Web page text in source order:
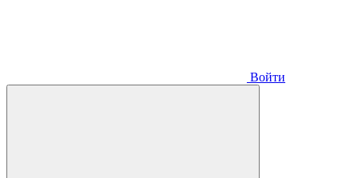
Войти